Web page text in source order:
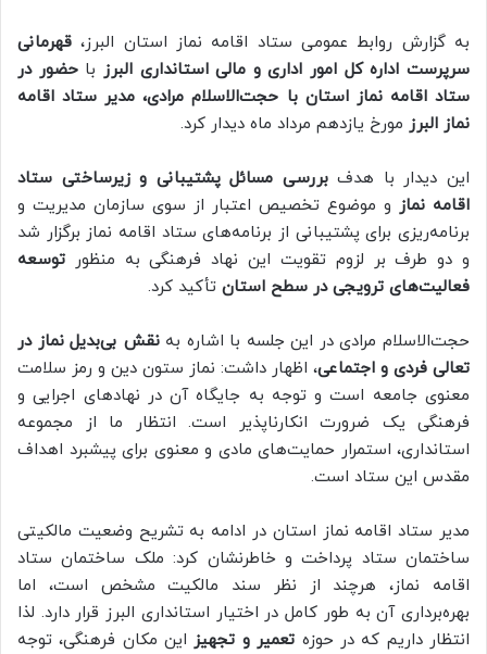
به گزارش روابط عمومی ستاد اقامه نماز استان البرز، قهرمانی
سرپرست اداره کل امور اداری و مالی استانداری البرز باحضور در
ستاد اقامه نماز استان با حجت‌الاسلام مرادی، مدیر ستاد اقامه
نماز البرز مورخ یازدهم مرداد ماه دیدار کرد.
این دیدار با هدفبررسی مسائل پشتیبانی و زیرساختی ستاد
اقامه نماز و موضوع تخصیص اعتبار از سوی سازمان مدیریت و
برنامه‌ریزی برای پشتیبانی از برنامه‌های ستاد اقامه نماز برگزار شد
و دو طرف بر لزوم تقویت این نهاد فرهنگی به منظور توسعه
فعالیت‌های ترویجی در سطح استان تأکید کرد.
حجت‌الاسلام مرادی در این جلسه با اشاره بهنقش بی‌بدیل نماز در
تعالی فردی و اجتماعی، اظهار داشت: نماز ستون دین و رمز سلامت
معنوی جامعه است و توجه به جایگاه آن در نهادهای اجرایی و
فرهنگی یک ضرورت انکارناپذیر است. انتظار ما از مجموعه
استانداری، استمرار حمایت‌های مادی و معنوی برای پیشبرد اهداف
مقدس این ستاد است.
مدیر ستاد اقامه نماز استان در ادامه به تشریح وضعیت مالکیتی
ساختمان ستاد پرداخت و خاطرنشان کرد: ملک ساختمان ستاد
اقامه نماز، هرچند از نظر سند مالکیت مشخص است، اما
بهره‌برداری آن به طور کامل در اختیار استانداری البرز قرار دارد. لذا
انتظار داریم که در حوزه تعمیر و تجهیز این مکان فرهنگی، توجه